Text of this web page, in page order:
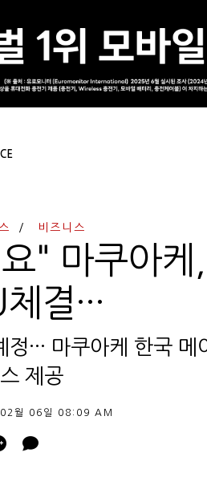
비즈니스
" 마쿠아
결···
··· 마쿠아케 한국 메
제공
월 06일 08:09 AM